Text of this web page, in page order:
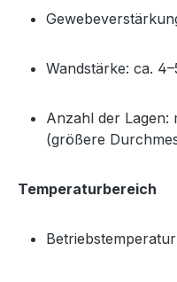
Wandstärke: ca.
Anzahl der Lagen:
(größere
Temperaturbereich